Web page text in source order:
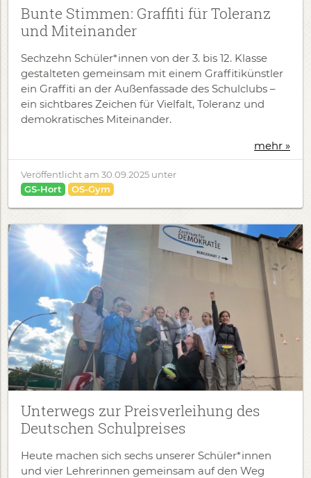
Bunte Stimmen: Graffiti für Toleranz
und Miteinander
Sechzehn Schüler*innen von der 3. bis 12. Klasse
gestalteten gemeinsam mit einem Graffitikünstler
ein Graffiti an der Außenfassade des Schulclubs –
ein sichtbares Zeichen für Vielfalt, Toleranz und
demokratisches Miteinander.
mehr »
Veröffentlicht am 30.09.2025 unter
GS-Hort
OS-Gym
Unterwegs zur Preisverleihung des
Deutschen Schulpreises
Heute machen sich sechs unserer Schüler*innen
und vier Lehrerinnen gemeinsam auf den Weg